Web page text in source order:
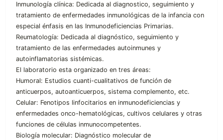
Inmunología clínica: Dedicada al diagnostico, seguimiento y
tratamiento de enfermedades inmunológicas de la infancia con
especial énfasis en las Inmunodeficiencias Primarias.
Reumatología: Dedicada al diagnóstico, seguimiento y
tratamiento de las enfermedades autoinmunes y
autoinflamatorias sistémicas.
El laboratorio esta organizado en tres áreas:
Humoral: Estudios cuanti-cualitativos de función de
anticuerpos, autoanticuerpos, sistema complemento, etc.
Celular: Fenotipos linfocitarios en inmunodeficiencias y
enfermedades onco-hematológicas, cultivos celulares y otras
funciones de células inmunocompetentes.
Biología molecular: Diagnóstico molecular de